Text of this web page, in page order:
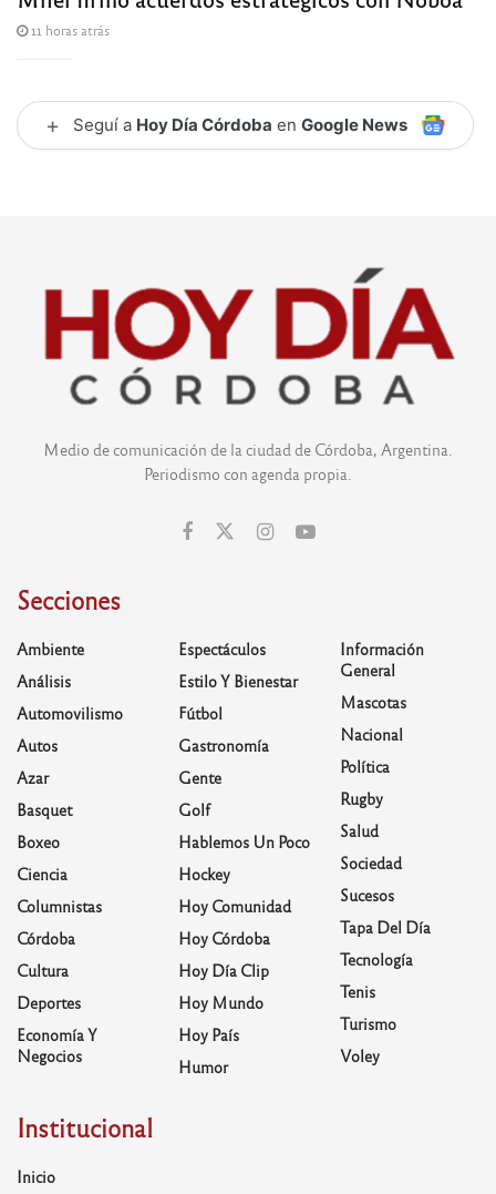
11 horas atrás
+ Seguí a Hoy Día Córdoba en Google News
Medio de comunicación de la ciudad de Córdoba, Argentina.
Periodismo con agenda propia.
Secciones
Ambiente
Análisis
Automovilismo
Autos
Azar
Basquet
Boxeo
Ciencia
Columnistas
Córdoba
Cultura
Deportes
Economía Y
Negocios
Espectáculos
Estilo Y Bienestar
Fútbol
Gastronomía
Gente
Golf
Hablemos Un Poco
Hockey
Hoy Comunidad
Hoy Córdoba
Hoy Día Clip
Hoy Mundo
Hoy País
Humor
Información
General
Mascotas
Nacional
Política
Rugby
Salud
Sociedad
Sucesos
Tapa Del Día
Tecnología
Tenis
Turismo
Voley
Institucional
Inicio